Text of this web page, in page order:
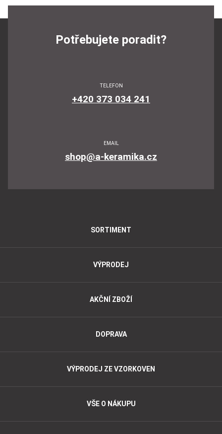
Potřebujete poradit?
TELEFON
+420 373 034 241
EMAIL
shop@a-keramika.cz
SORTIMENT
VÝPRODEJ
AKČNÍ ZBOŽÍ
DOPRAVA
VÝPRODEJ ZE VZORKOVEN
VŠE O NÁKUPU